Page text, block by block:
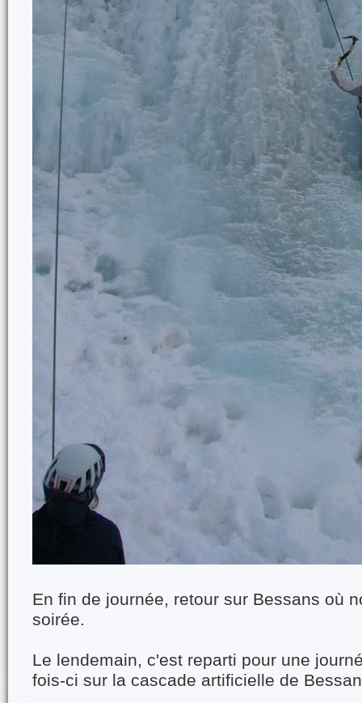
En fin de journée, retour sur Bessans où
soirée.
Le lendemain, c'est reparti pour une
fois-ci sur la cascade artificielle de